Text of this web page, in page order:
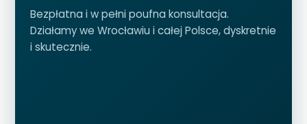
Bezpłatna i w pełni poufna konsultacja.
Działamy we Wrocławiu i całej Polsce, dyskretnie
i skutecznie.